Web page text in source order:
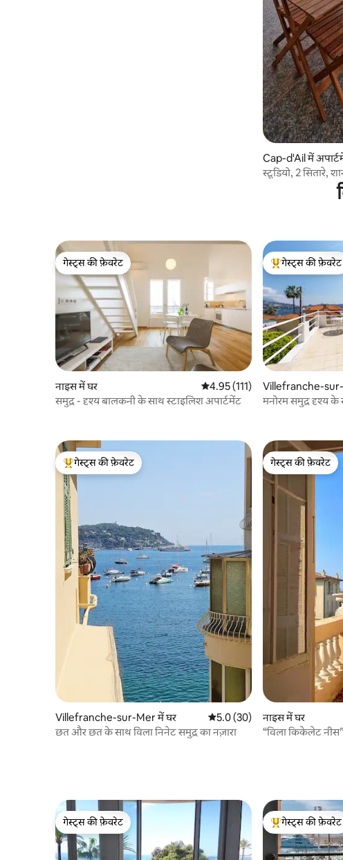
Cap-d'Ail में
स्टूडियो, 2 सितारे,
गेस्ट्स की फ़ेवरेट
गेस्ट्स की फ़ेवरेट
नाइस में घर औसत रेटिंग 5 में से 4.95, 111
4.95 (111)
समुद्र - दृश्य बालकनी के साथ स्टाइलिश अपार्टमेंट
गेस्ट्स का टॉप
गेस्ट्स की फ़ेवरेट
Villefranche-
मनोरम समुद्र दृश्य के
गेस्ट्स का टॉप फ़ेवरेट
गेस्ट्स की फ़ेवरेट
Villefranche-sur-Mer में घर औसत रेटिंग 5 में से 5.0, 30 समीक्षाएँ
5.0 (30)
छत और छत के साथ विला निनेट समुद्र का नज़ारा
गेस्ट्स की फ़ेवरेट
गेस्ट्स की फ़ेवरेट
नाइस में घर
“विला किकेलेट
गेस्ट्स की फ़ेवरेट
गेस्ट्स की फ़ेवरेट
गेस्ट्स का टॉप
गेस्ट्स की फ़ेवरेट